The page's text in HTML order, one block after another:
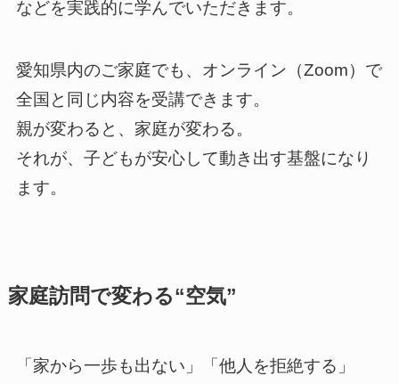
などを実践的に学んでいただきます。
愛知県内のご家庭でも、オンライン（Zoom）で
全国と同じ内容を受講できます。
親が変わると、家庭が変わる。
それが、子どもが安心して動き出す基盤になり
ます。
家庭訪問で変わる“空気”
「家から一歩も出ない」「他人を拒絶する」